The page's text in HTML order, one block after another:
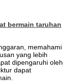
bermain taruhan
memahami
yang lebih
dipengaruhi oleh
dapat